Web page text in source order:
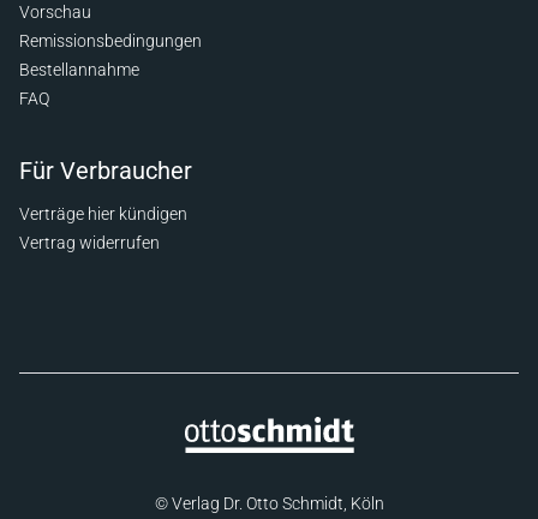
Vorschau
Remissionsbedingungen
Bestellannahme
FAQ
Für Verbraucher
Verträge hier kündigen
Vertrag widerrufen
© Verlag Dr. Otto Schmidt, Köln